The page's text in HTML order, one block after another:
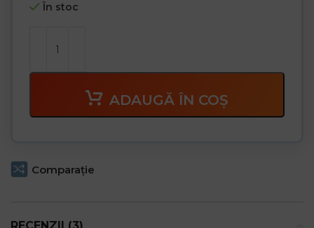
În stoc
ADAUGĂ ÎN COȘ
Comparaţie